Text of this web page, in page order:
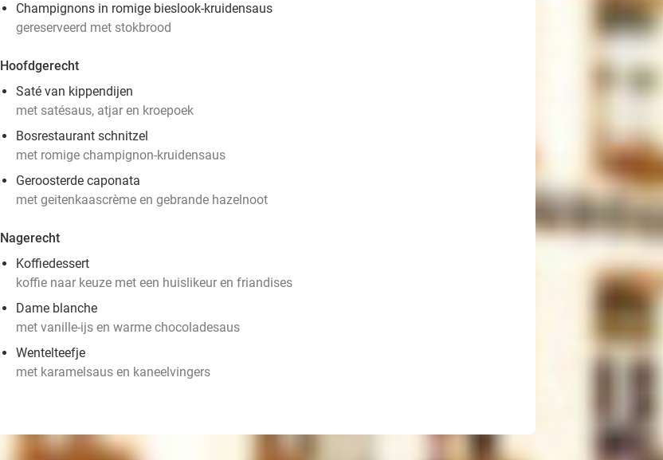
Champignons in romige bieslook-kruidensaus
gereserveerd met stokbrood
Hoofdgerecht
Saté van kippendijen
met satésaus, atjar en kroepoek
Bosrestaurant schnitzel
met romige champignon-kruidensaus
Geroosterde caponata
met geitenkaascrème en gebrande hazelnoot
Nagerecht
Koffiedessert
koffie naar keuze met een huislikeur en friandises
Dame blanche
met vanille-ijs en warme chocoladesaus
Wentelteefje
met karamelsaus en kaneelvingers